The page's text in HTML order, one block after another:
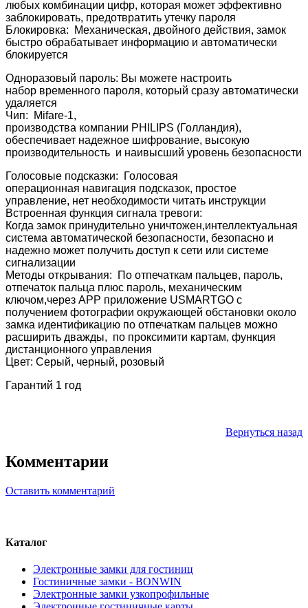
любых комбинации цифр, которая может эффективно
заблокировать, предотвратить утечку пароля
Блокировка: Механическая, двойного действия, замок
быстро обрабатывает информацию и автоматически
блокируется
Одноразовый пароль: Вы можете настроить
набор временного пароля, который сразу автоматически
удаляется
Чип: Mifare-1,
производства компании PHILIPS (Голландия),
обеспечивает надежное шифрование, высокую
производительность и наивысший уровень безопасности
Голосовые подсказки: Голосовая
операционная навигация подсказок, простое
управление, нет необходимости читать инструкции
Встроенная функция сигнала тревоги:
Когда замок принудительно уничтожен,интеллектуальная
система автоматической безопасности, безопасно и
надежно может получить доступ к сети или системе
сигнализации
Методы открывания: По отпечаткам пальцев, пароль,
отпечаток пальца плюс пароль, механическим
ключом,через АРР приложение USMARTGO с
получением фотографии окружающей обстановки около
замка идентификацию по отпечаткам пальцев можно
расширить дважды, по проксимити картам, функция
дистанционного управления
Цвет: Cерый, черный, розовый
Гарантий 1 год
Вернуться назад
Комментарии
Оставить комментарий
Каталог
Электронные замки для гостиниц
Гостиничные замки - BONWIN
Электронные замки узкопрофильные